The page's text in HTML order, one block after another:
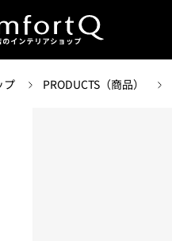
プ PRODUCTS（商品）